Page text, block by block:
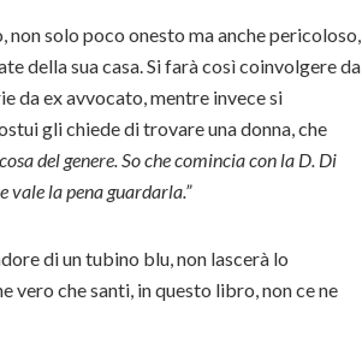
solo poco onesto ma anche pericoloso,
della sua casa. Si farà così coinvolgere da
da ex avvocato, mentre invece si
gli chiede di trovare una donna, che
del genere. So che comincia con la D. Di
vale la pena guardarla.”
di un tubino blu, non lascerà lo
vero che santi, in questo libro, non ce ne